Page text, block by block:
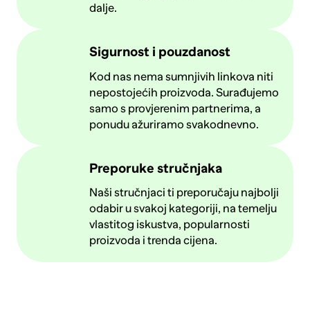
dalje.
Sigurnost i pouzdanost
Kod nas nema sumnjivih linkova niti
nepostojećih proizvoda. Surađujemo
samo s provjerenim partnerima, a
ponudu ažuriramo svakodnevno.
Preporuke stručnjaka
Naši stručnjaci ti preporučaju najbolji
odabir u svakoj kategoriji, na temelju
vlastitog iskustva, popularnosti
proizvoda i trenda cijena.